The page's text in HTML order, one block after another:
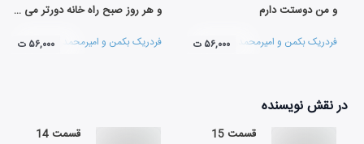
و من دوستت دارم
فردریک بکمن و امیرمحمد صمصامی
۵۶,۰۰۰ ت
و هر روز صبح راه خانه دورتر می شود
فردریک بکمن و امیرمحمد صمصامی
۵۶,۰۰۰ ت
در نقشنویسنده
قسمت 15 قسمت 14